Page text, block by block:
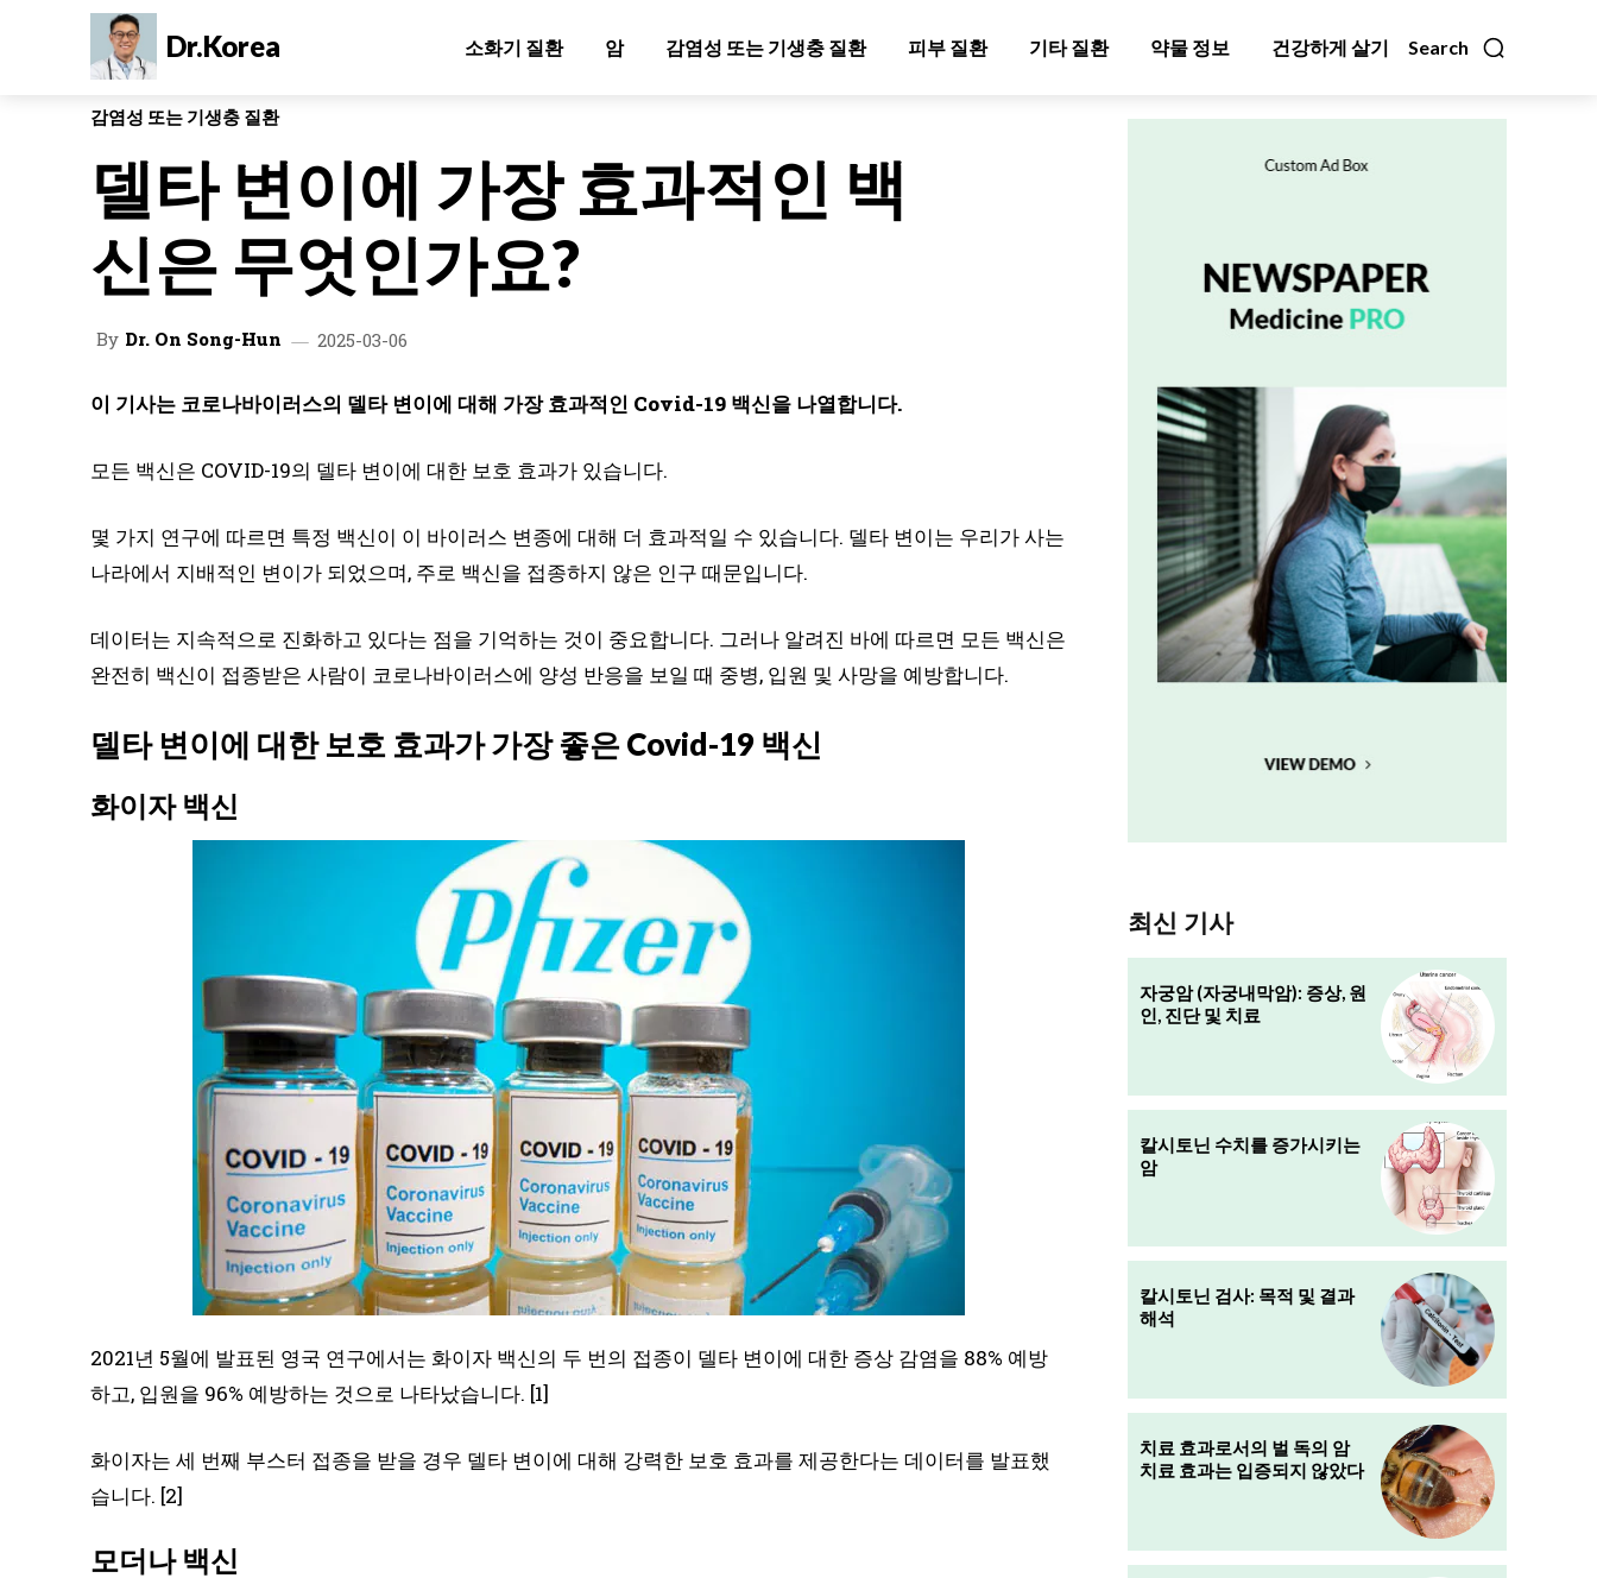
Dr.Korea Search
소화기 질환 암 감염성 또는 기생충 질환 피부 질환 기타 질환 약물 정보 건강하게 살기
감염성 또는 기생충 질환
델타 변이에 가장 효과적인 백
신은 무엇인가요?
By Dr. On Song-Hun 2025-03-06
이 기사는 코로나바이러스의 델타 변이에 대해 가장 효과적인 Covid-19 백신을 나열합니다.
모든 백신은 COVID-19의 델타 변이에 대한 보호 효과가 있습니다.
몇 가지 연구에 따르면 특정 백신이 이 바이러스 변종에 대해 더 효과적일 수 있습니다. 델타 변이는 우리가 사는
나라에서 지배적인 변이가 되었으며, 주로 백신을 접종하지 않은 인구 때문입니다.
데이터는 지속적으로 진화하고 있다는 점을 기억하는 것이 중요합니다. 그러나 알려진 바에 따르면 모든 백신은
완전히 백신이 접종받은 사람이 코로나바이러스에 양성 반응을 보일 때 중병, 입원 및 사망을 예방합니다.
델타 변이에 대한 보호 효과가 가장 좋은 Covid-19 백신
화이자 백신
2021년 5월에 발표된 영국 연구에서는 화이자 백신의 두 번의 접종이 델타 변이에 대한 증상 감염을 88% 예방
하고, 입원을 96% 예방하는 것으로 나타났습니다. [1]
화이자는 세 번째 부스터 접종을 받을 경우 델타 변이에 대해 강력한 보호 효과를 제공한다는 데이터를 발표했
습니다. [2]
모더나 백신
최신 기사
자궁암 (자궁내막암): 증상, 원
인, 진단 및 치료
칼시토닌 수치를 증가시키는
암
칼시토닌 검사: 목적 및 결과
해석
치료 효과로서의 벌 독의 암
치료 효과는 입증되지 않았다